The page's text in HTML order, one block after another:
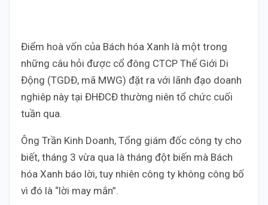
Điểm hoà vốn của Bách hóa Xanh là một trong
những câu hỏi được cổ đông CTCP Thế Giới Di
Động (TGDĐ, mã MWG) đặt ra với lãnh đạo doanh
nghiêp này tại ĐHĐCĐ thường niên tổ chức cuối
tuần qua.
Ông Trần Kinh Doanh, Tổng giám đốc công ty cho
biết, tháng 3 vừa qua là tháng đột biến mà Bách
hóa Xanh báo lời, tuy nhiên công ty không công bố
vì đó là “lời may mắn”.